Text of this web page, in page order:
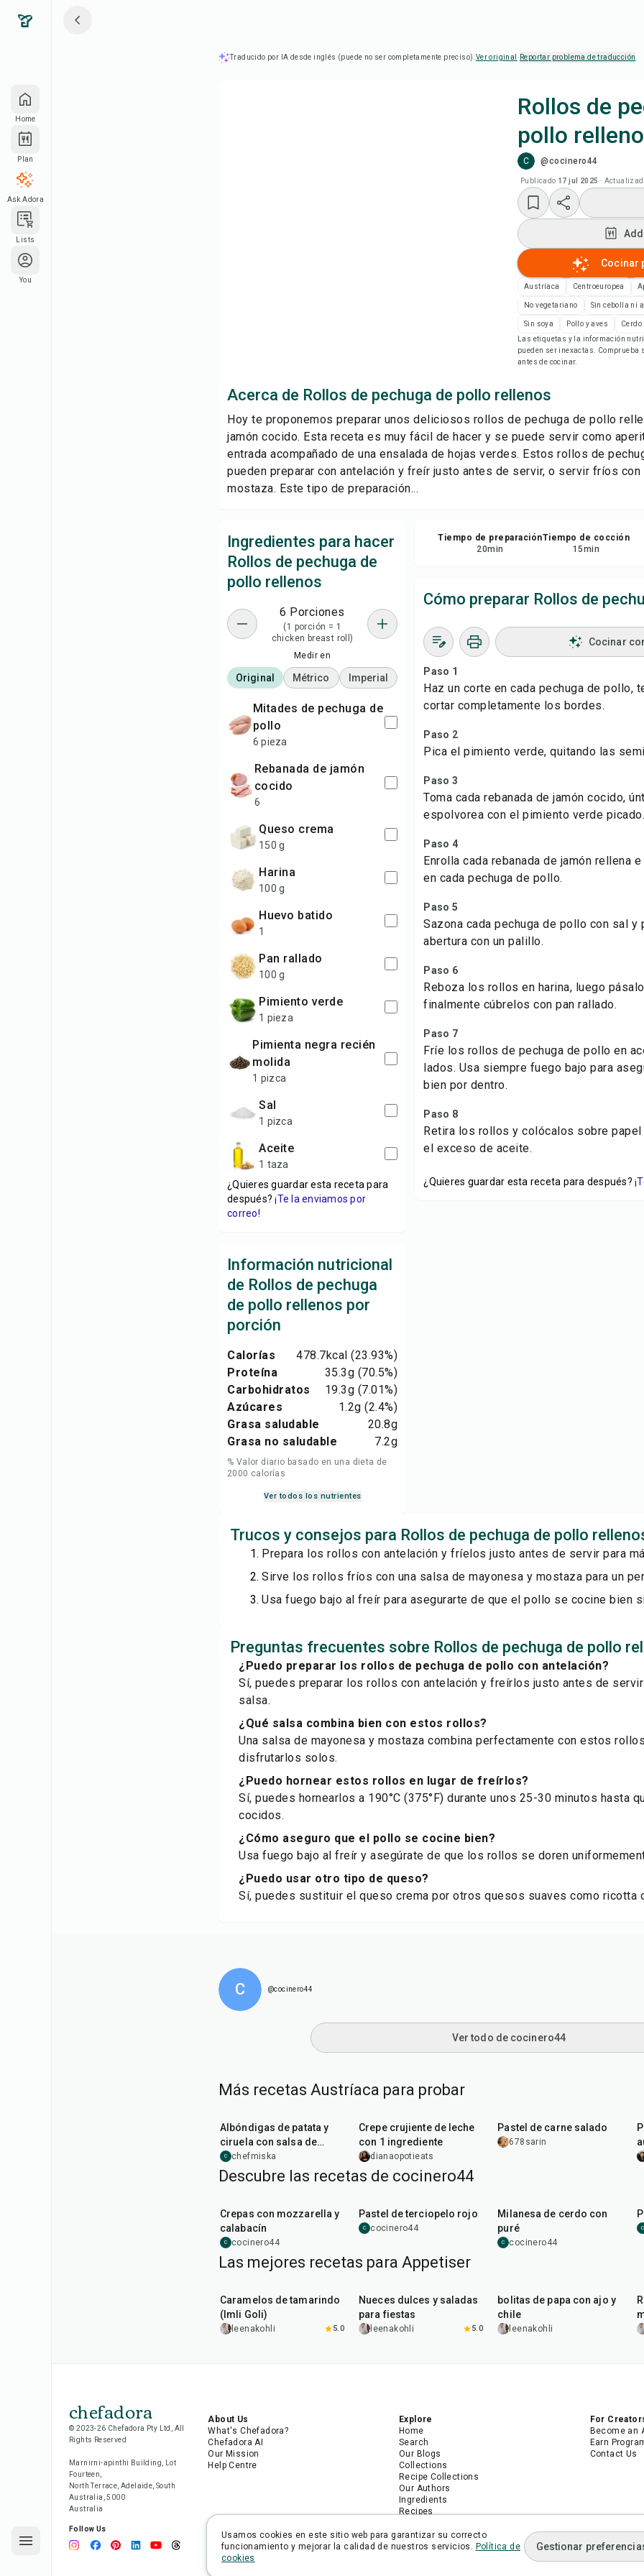
Home
Plan
Ask Adora
Lists
You
Traducido por IA desde inglés (puede no ser completamente preciso). Ver original · Reportar problema de traducción
Rollos de
pollo
C @cocinero44
Publicado 17 jul 2025 ·
Cocinar
Austríaca Centroeuropea
No vegetariano Sin cebolla ni
Sin soya Pollo y aves Cerdo
Las etiquetas y la información
pueden ser inexactas.
antes de cocinar.
Acerca de Rollos de pechuga de pollo rellenos
Hoy te proponemos preparar unos deliciosos rollos de pechuga de pollo
jamón cocido. Esta receta es muy fácil de hacer y se puede servir como
entrada acompañado de una ensalada de hojas verdes. Estos rollos de
pueden preparar con antelación y freír justo antes de servir, o servir fríos con
mostaza. Este tipo de preparación...
Ingredientes para hacer
Rollos de pechuga de
pollo rellenos
6 Porciones
(1 porción = 1
chicken breast roll)
Medir en
Original Métrico Imperial
mitades de pechuga de
pollo
6 pieza
rebanada de jamón
cocido
6
queso crema
150 g
harina
100 g
huevo batido
1
pan rallado
100 g
pimiento verde
1 pieza
pimienta negra recién
molida
1 pizca
sal
1 pizca
aceite
1 taza
¿Quieres guardar esta receta para
después? ¡Te la enviamos por
correo!
Información nutricional
de Rollos de pechuga
de pollo rellenos por
porción
Calorías 478.7kcal (23.93%)
Proteína
35.3g (70.5%)
Carbohidratos
19.3g (7.01%)
Azúcares
1.2g (2.4%)
Grasa saludable
20.8g
Grasa no saludable
7.2g
% Valor diario basado en una dieta de
2000 calorías
Ver todos los nutrientes
Tiempo de preparación
20min
Tiempo de cocción
15min
Cómo preparar Rollos de
Cocinar
Paso 1
Haz un corte en cada pechuga de pollo,
cortar completamente los bordes.
Paso 2
Pica el pimiento verde, quitando las
Paso 3
Toma cada rebanada de jamón cocido,
espolvorea con el pimiento verde picado.
Paso 4
Enrolla cada rebanada de jamón rellena
en cada pechuga de pollo.
Paso 5
Sazona cada pechuga de pollo con sal y
abertura con un palillo.
Paso 6
Reboza los rollos en harina, luego
finalmente cúbrelos con pan rallado.
Paso 7
Fríe los rollos de pechuga de pollo en
lados. Usa siempre fuego bajo para
bien por dentro.
Paso 8
Retira los rollos y colócalos sobre
el exceso de aceite.
¿Quieres guardar esta receta para después?
Trucos y consejos para Rollos de pechuga de pollo
Prepara los rollos con antelación y fríelos justo antes de servir para
Sirve los rollos fríos con una salsa de mayonesa y mostaza para un
Usa fuego bajo al freír para asegurarte de que el pollo se cocine bien
Preguntas frecuentes sobre Rollos de pechuga de pollo
¿Puedo preparar los rollos de pechuga de pollo con antelación?
Sí, puedes preparar los rollos con antelación y freírlos justo antes de
salsa.
¿Qué salsa combina bien con estos rollos?
Una salsa de mayonesa y mostaza combina perfectamente con estos
disfrutarlos solos.
¿Puedo hornear estos rollos en lugar de freírlos?
Sí, puedes hornearlos a 190°C (375°F) durante unos 25-30 minutos hasta
cocidos.
¿Cómo aseguro que el pollo se cocine bien?
Usa fuego bajo al freír y asegúrate de que los rollos se doren
¿Puedo usar otro tipo de queso?
Sí, puedes sustituir el queso crema por otros quesos suaves como ricotta
C @cocinero44
Ver todo de cocinero44
Más recetas Austríaca para probar
Albóndigas de patata y
ciruela con salsa de
ciruela
C chefmiska
Crepe crujiente de leche
con 1 ingrediente
dianaopotieats
Pastel de carne salado
678sarin
Descubre las recetas de cocinero44
Crepas con mozzarella y
calabacín
C cocinero44
Pastel de terciopelo rojo
C cocinero44
Milanesa de cerdo con
puré
C cocinero44
C
Las mejores recetas para Appetiser
Caramelos de tamarindo
(Imli Goli)
leenakohli 5.0
Nueces dulces y saladas
para fiestas
leenakohli 5.0
bolitas de papa con ajo y
chile
leenakohli
chefadora
© 2023-26 Chefadora Pty Ltd, All
Rights Reserved
Marnirni-apinthi Building, Lot
Fourteen,
North Terrace, Adelaide, South
Australia, 5000
Australia
Follow Us
About Us
What's Chefadora?
Chefadora AI
Our Mission
Help Centre
Explore
Home
Search
Our Blogs
Collections
Recipe Collections
Our Authors
Ingredients
Recipes
iPhone App
For
Become an
Earn
Contact Us
Usamos cookies en este sitio web para garantizar su correcto
funcionamiento y mejorar la calidad de nuestros servicios. Política de
cookies
Gestionar